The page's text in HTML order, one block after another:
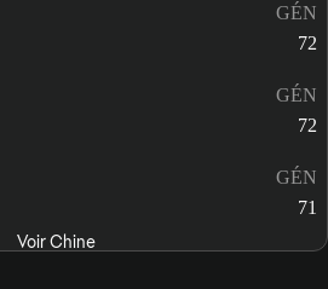
GÉN
72
GÉN
72
GÉN
71
Voir Chine